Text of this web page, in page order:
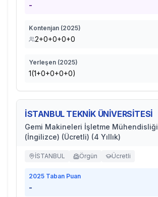
-
Kontenjan (2025)
2+0+0+0+0
Yerleşen (2025)
1(1+0+0+0+0)
İSTANBUL TEKNİK ÜNİVERSİTESİ
Gemi Makineleri İşletme Mühendisliği
(İngilizce) (Ücretli) (4 Yıllık)
İSTANBUL Örgün Ücretli
2025 Taban Puan
-